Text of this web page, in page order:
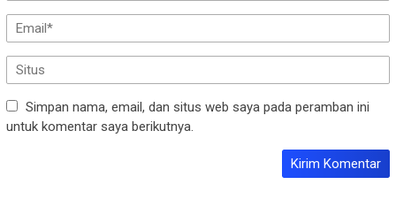
Simpan nama, email, dan situs web saya pada peramban ini
untuk komentar saya berikutnya.